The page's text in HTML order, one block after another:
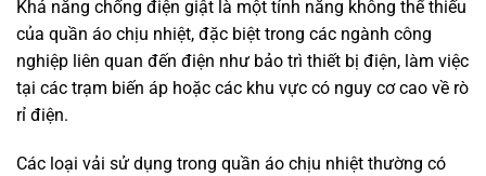
Khả năng chống điện giật là một tính năng không thể thiếu
của quần áo chịu nhiệt, đặc biệt trong các ngành công
nghiệp liên quan đến điện như bảo trì thiết bị điện, làm việc
tại các trạm biến áp hoặc các khu vực có nguy cơ cao về rò
rỉ điện.
Các loại vải sử dụng trong quần áo chịu nhiệt thường có